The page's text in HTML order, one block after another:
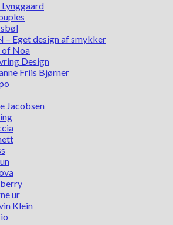
– Eget design af smykker
of Noa
Design
Friis Bjørner
Jacobsen
ur
Klein